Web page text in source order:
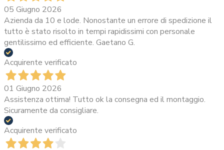
05 Giugno 2026
Azienda da 10 e lode. Nonostante un errore di spedizione il
tutto è stato risolto in tempi rapidissimi con personale
gentilissimo ed efficiente. Gaetano G.
Acquirente verificato
01 Giugno 2026
Assistenza ottima! Tutto ok la consegna ed il montaggio.
Sicuramente da consigliare.
Acquirente verificato